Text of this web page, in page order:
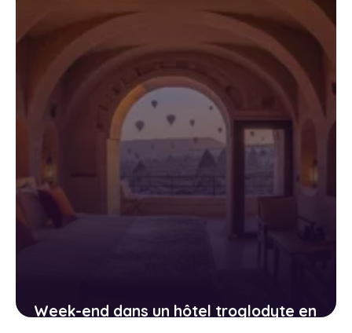
11 avril 2026
Week-end dans un hôtel troglodyte en